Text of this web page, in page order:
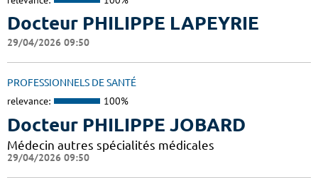
Docteur PHILIPPE LAPEYRIE
29/04/2026 09:50
PROFESSIONNELS DE SANTÉ
relevance: 100%
Docteur PHILIPPE JOBARD
Médecin autres spécialités médicales
29/04/2026 09:50